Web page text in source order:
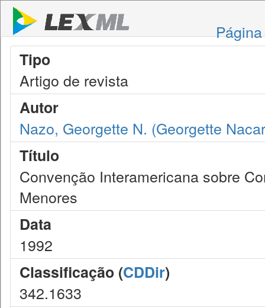
Tipo
Artigo de revista
Autor
Nazo, Georgette N. (Georgette
Título
Convenção Interamericana sobre
Menores
Data
1992
Classificação (CDDir)
342.1633